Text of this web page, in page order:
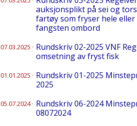
auksjonsplikt på sei og
fartøy som fryser hele eller
fangsten ombord
07.03.2025 · Rundskriv 02-2025 VNF
omsetning av fryst fisk
01.01.2025 · Rundskriv 01-2025
2025
05.07.2024· Rundskriv 06-2024
08072024